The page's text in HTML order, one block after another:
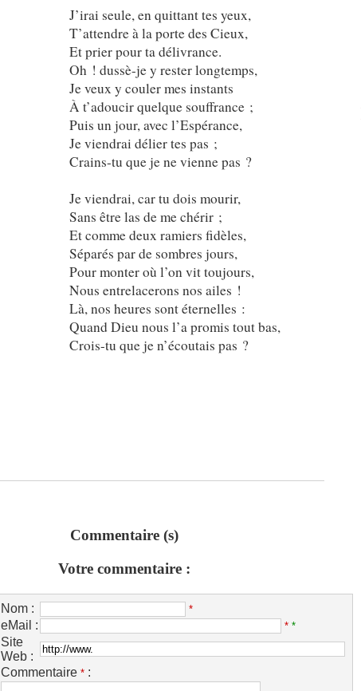
J’irai seule, en quittant tes yeux,
T’attendre à la porte des Cieux,
Et prier pour ta délivrance.
Oh ! dussè-je y rester longtemps,
Je veux y couler mes instants
À t’adoucir quelque souffrance ;
Puis un jour, avec l’Espérance,
Je viendrai délier tes pas ;
Crains-tu que je ne vienne pas ?
Je viendrai, car tu dois mourir,
Sans être las de me chérir ;
Et comme deux ramiers fidèles,
Séparés par de sombres jours,
Pour monter où l’on vit toujours,
Nous entrelacerons nos ailes !
Là, nos heures sont éternelles :
Quand Dieu nous l’a promis tout bas,
Crois-tu que je n’écoutais pas ?
Commentaire (s)
Votre commentaire :
Nom : *
eMail : * *
Site
Web :
Commentaire * :